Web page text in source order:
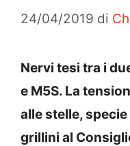
24/04/2019 di
Nervi tesi tra i
e M5S. La
alle stelle, specie
grillini al